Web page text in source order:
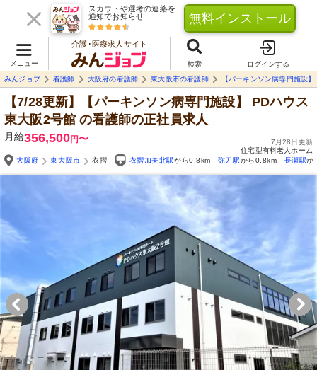
スカウトや選考の連絡を
通知でお知らせ
無料インストール
メニュー
介護･医療求人サイト
検索
ログインする
みんジョブ
看護師 大阪府の看護師 東大阪市の看護師 【パーキンソン病専門施設
【7/28更新】【パーキンソン病専門施設】 PDハウス
東大阪2号館 の看護師の正社員求人
月給356,500円〜
7月28日更新
住宅型有料老人ホーム
大阪府
東大阪市 衣摺 衣摺加美北駅から0.8km 弥刀駅から0.8km 長瀬駅か